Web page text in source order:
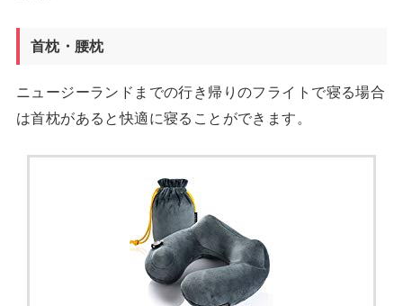
首枕・腰枕
ニュージーランドまでの行き帰りのフライトで寝る場合
は首枕があると快適に寝ることができます。